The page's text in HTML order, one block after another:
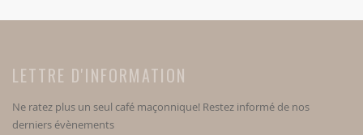
LETTRE D'INFORMATION
Ne ratez plus un seul café maçonnique! Restez informé de nos
derniers évènements